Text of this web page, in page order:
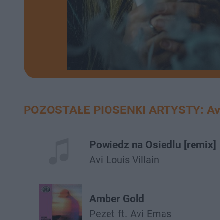
POZOSTAŁE PIOSENKI ARTYSTY:
Powiedz na Osiedlu [remix]
Avi Louis Villain
Amber Gold
Pezet ft. Avi Emas